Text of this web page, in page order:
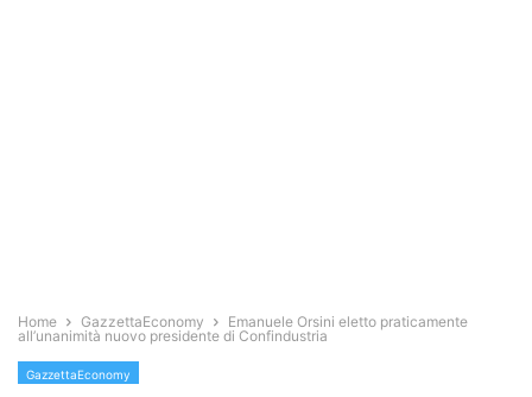
Home GazzettaEconomy
Emanuele Orsini eletto praticamente
all’unanimità nuovo presidente di Confindustria
GazzettaEconomy